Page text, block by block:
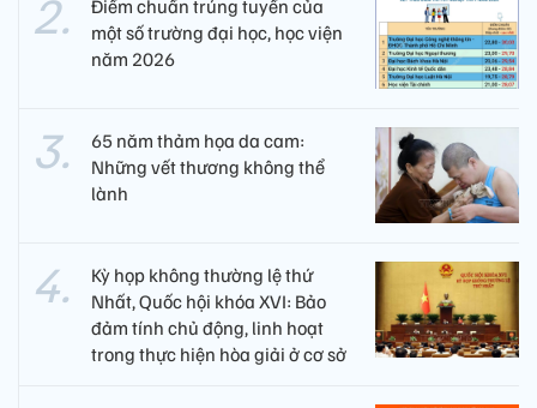
Điểm chuẩn trúng tuyển của
một số trường đại học, học viện
năm 2026
65 năm thảm họa da cam:
Những vết thương không thể
lành
Kỳ họp không thường lệ thứ
Nhất, Quốc hội khóa XVI: Bảo
đảm tính chủ động, linh hoạt
trong thực hiện hòa giải ở cơ sở